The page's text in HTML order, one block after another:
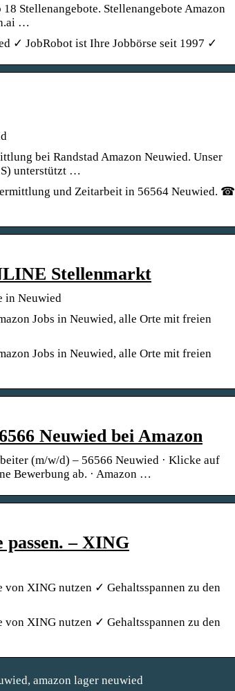
Stellenangebote. Stellenangebote Amazon
…
✓ JobRobot ist Ihre Jobbörse seit 1997 ✓
bei Randstad Amazon Neuwied. Unser
unterstützt …
und Zeitarbeit in 56564 Neuwied. ☎
Stellenmarkt
in Neuwied
Jobs in Neuwied, alle Orte mit freien
Jobs in Neuwied, alle Orte mit freien
Neuwied bei Amazon
(m/w/d) – 56566 Neuwied · Klicke auf
Bewerbung ab. · Amazon …
passen. – XING
XING nutzen ✓ Gehaltsspannen zu den
XING nutzen ✓ Gehaltsspannen zu den
amazon lager neuwied